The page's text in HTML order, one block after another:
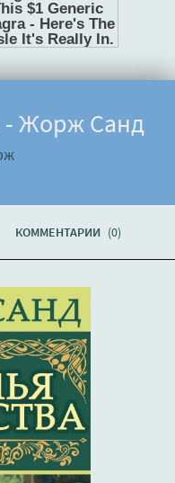
- Жорж Санд
КОММЕНТАРИИ (0)